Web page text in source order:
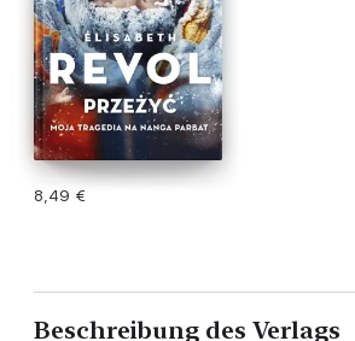
8,49 €
Beschreibung des Verlags